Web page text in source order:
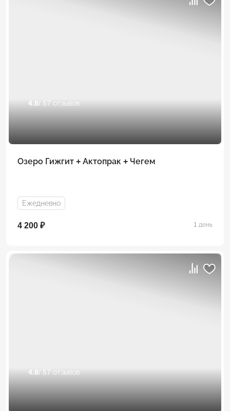
4.8/ 57 отзывов
Озеро Гижгит + Актопрак + Чегем
Ежедневно
4 200 ₽ 1 день
4.8/ 57 отзывов